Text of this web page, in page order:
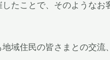
たことで、そのような
域住民の皆さまとの交